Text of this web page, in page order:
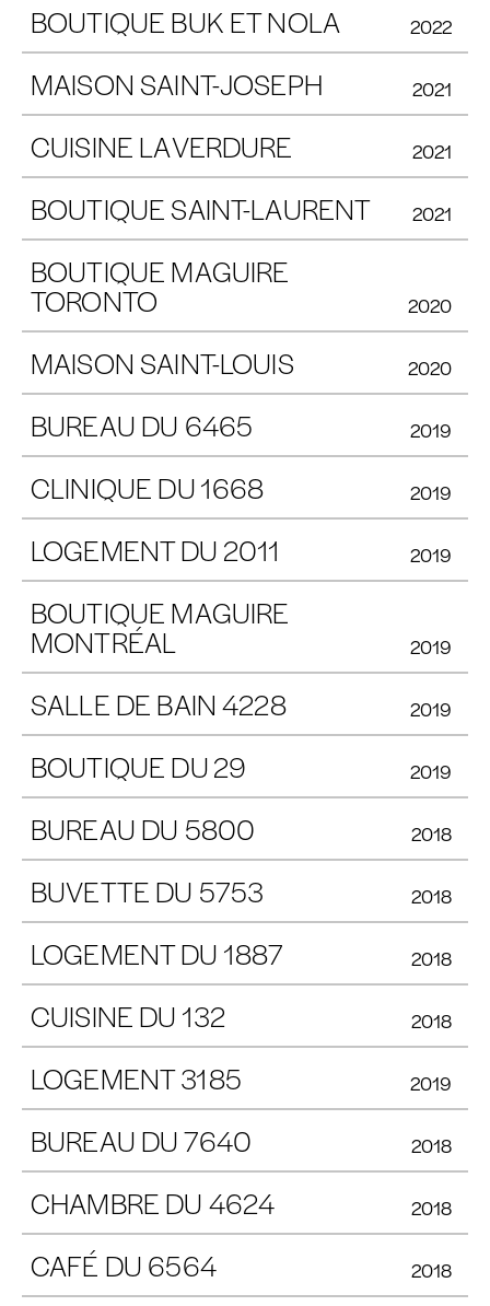
BOUTIQUE BUK ET NOLA 2022
MAISON SAINT-JOSEPH 2021
CUISINE LAVERDURE 2021
BOUTIQUE SAINT-LAURENT 2021
BOUTIQUE MAGUIRE
TORONTO 2020
MAISON SAINT-LOUIS 2020
BUREAU DU 6465 2019
CLINIQUE DU 1668 2019
LOGEMENT DU 2011 2019
BOUTIQUE MAGUIRE
MONTRÉAL 2019
SALLE DE BAIN 4228 2019
BOUTIQUE DU 29 2019
BUREAU DU 5800 2018
BUVETTE DU 5753 2018
LOGEMENT DU 1887 2018
CUISINE DU 132 2018
LOGEMENT 3185 2019
BUREAU DU 7640 2018
CHAMBRE DU 4624 2018
CAFÉ DU 6564 2018